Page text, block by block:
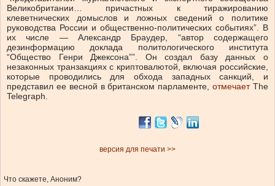
Великобритании… причастных к тиражированию
клеветнических домыслов и ложных сведений о политике
руководства России и общественно-политических событиях”. В
их числе — Александр Браудер, “автор содержащего
дезинформацию доклада политологического института
“Общество Генри Джексона””. Он создал базу данных о
незаконных транзакциях с криптовалютой, включая российские,
которые проводились для обхода западных санкций, и
представил ее весной в британском парламенте,отмечаетThe
Telegraph.
версия для печати >>
Что скажете, Аноним?